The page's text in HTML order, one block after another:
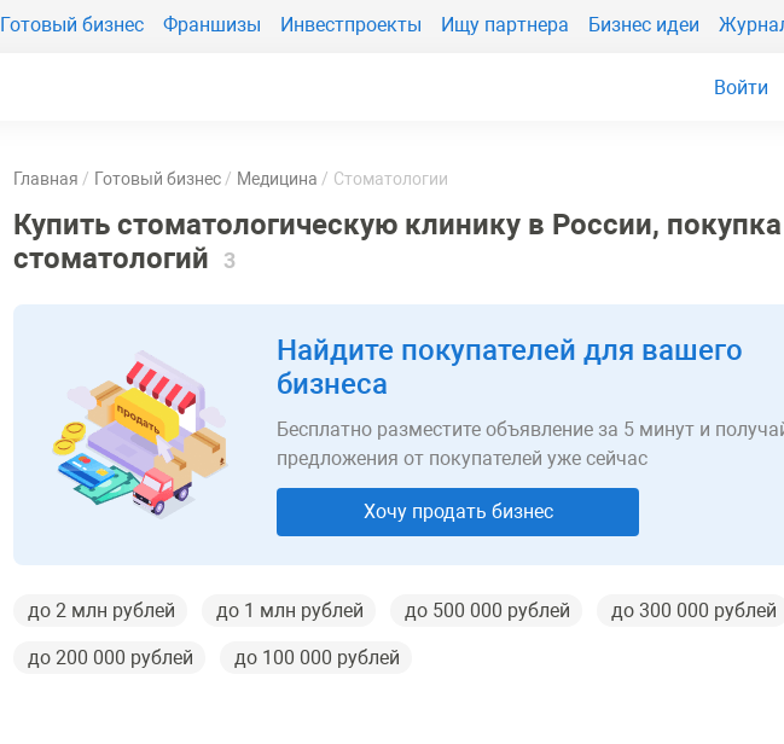
Готовый бизнес Франшизы Инвестпроекты Ищу партнера Бизнес идеи
Войти
Главная Готовый бизнес Медицина Стоматологии
Купить стоматологическую клинику в России,
стоматологий
3
Найдите покупателей для вашего
бизнеса
Бесплатно разместите объявление за 5 минут и
предложения от покупателей уже сейчас
Хочу продать бизнес
до 2 млн рублей до 1 млн рублей до 500 000 рублей до 300 000 рублей
до 200 000 рублей до 100 000 рублей